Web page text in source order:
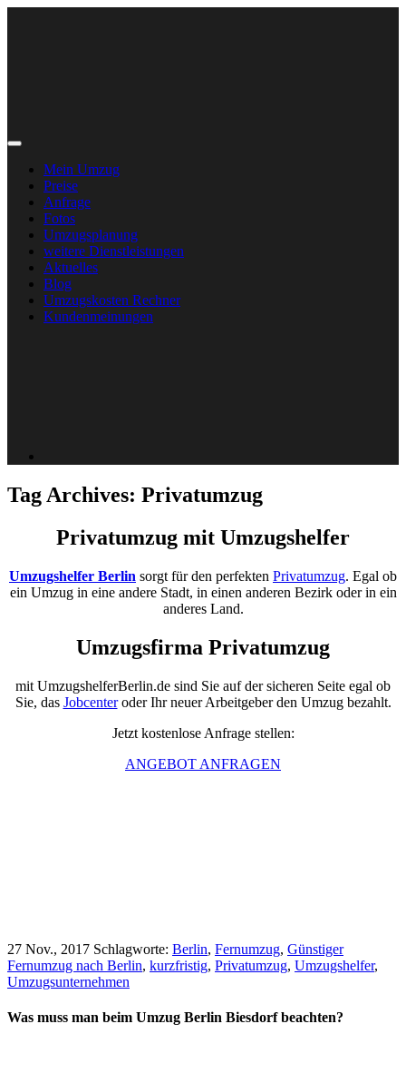
Mein Umzug
Preise
Anfrage
Fotos
Umzugsplanung
weitere Dienstleistungen
Aktuelles
Blog
Umzugskosten Rechner
Kundenmeinungen
Tag Archives: Privatumzug
Privatumzug mit Umzugshelfer
Umzugshelfer Berlin sorgt für den perfekten Privatumzug. Egal ob
ein Umzug in eine andere Stadt, in einen anderen Bezirk oder in ein
anderes Land.
Umzugsfirma Privatumzug
mit UmzugshelferBerlin.de sind Sie auf der sicheren Seite egal ob
Sie, das Jobcenteroder Ihr neuer Arbeitgeber den Umzug bezahlt.
Jetzt kostenlose Anfrage stellen:
ANGEBOT ANFRAGEN
27 Nov., 2017 Schlagworte: Berlin, Fernumzug, Günstiger
Fernumzug nach Berlin, kurzfristig, Privatumzug, Umzugshelfer,
Umzugsunternehmen
Was muss man beim Umzug Berlin Biesdorf beachten?